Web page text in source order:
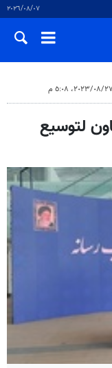
٠٧‏/٠٨‏/٢٠٢٦
٢٧‏/٠٨‏/٢٠٢٣، ٥:٠٨ م
لتوسيع